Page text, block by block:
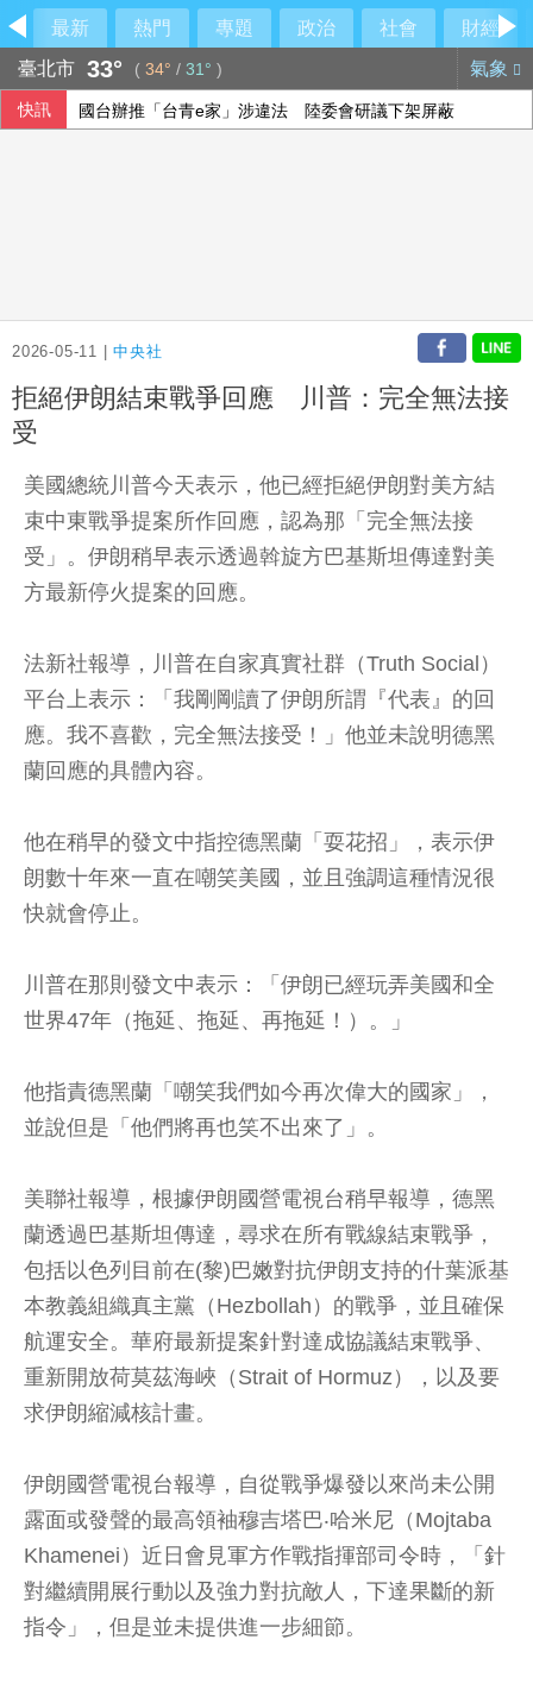
最新 熱門 專題 政治 社會
財經
臺北市 33° ( 34° / 31° ) 氣象
快訊 國台辦推「台青e家」涉違法 陸委會研議下架屏蔽
2026-05-11 |中央社
拒絕伊朗結束戰爭回應 川普：完全無法接
受
美國總統川普今天表示，他已經拒絕伊朗對美方結
束中東戰爭提案所作回應，認為那「完全無法接
受」。伊朗稍早表示透過斡旋方巴基斯坦傳達對美
方最新停火提案的回應。
法新社報導，川普在自家真實社群（Truth Social）
平台上表示：「我剛剛讀了伊朗所謂『代表』的回
應。我不喜歡，完全無法接受！」他並未說明德黑
蘭回應的具體內容。
他在稍早的發文中指控德黑蘭「耍花招」，表示伊
朗數十年來一直在嘲笑美國，並且強調這種情況很
快就會停止。
川普在那則發文中表示：「伊朗已經玩弄美國和全
世界47年（拖延、拖延、再拖延！）。」
他指責德黑蘭「嘲笑我們如今再次偉大的國家」，
並說但是「他們將再也笑不出來了」。
美聯社報導，根據伊朗國營電視台稍早報導，德黑
蘭透過巴基斯坦傳達，尋求在所有戰線結束戰爭，
包括以色列目前在(黎)巴嫩對抗伊朗支持的什葉派基
本教義組織真主黨（Hezbollah）的戰爭，並且確保
航運安全。華府最新提案針對達成協議結束戰爭、
重新開放荷莫茲海峽（Strait of Hormuz），以及要
求伊朗縮減核計畫。
伊朗國營電視台報導，自從戰爭爆發以來尚未公開
露面或發聲的最高領袖穆吉塔巴‧哈米尼（Mojtaba
Khamenei）近日會見軍方作戰指揮部司令時，「針
對繼續開展行動以及強力對抗敵人，下達果斷的新
指令」，但是並未提供進一步細節。